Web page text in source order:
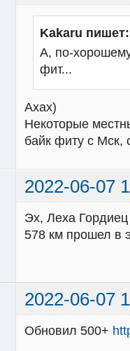
Kakaru пишет:
А, по-
фит...
Ахах)
Некоторые
байк фиту с Мск,
2022-06-07
Эх, Леха
578 км прошел в
2022-06-07
Обновил 500+